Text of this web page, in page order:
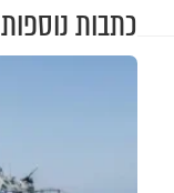
כתבות נוספות